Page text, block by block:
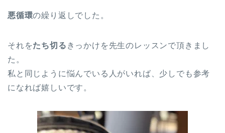
悪循環の繰り返しでした。
それをたち切る きっかけを先生のレッスンで頂きまし
た。
私と同じように悩んでいる人がいれば、少しでも参考
になれば嬉しいです。